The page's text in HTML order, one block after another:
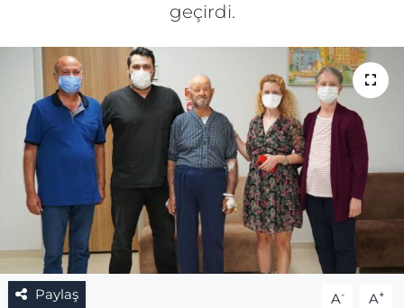
geçirdi.
Paylaş A- A+
Gizlilik Sözleşmesi
İletişim
Künye
Topluluk Kuralları
Yayın İlkeleri